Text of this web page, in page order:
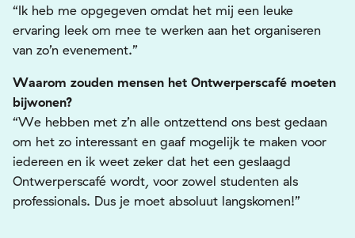
“Ik heb me opgegeven omdat het mij een leuke
ervaring leek om mee te werken aan het organiseren
van zo’n evenement.”
Waarom zouden mensen het Ontwerperscafé moeten
bijwonen?
“We hebben met z’n alle ontzettend ons best gedaan
om het zo interessant en gaaf mogelijk te maken voor
iedereen en ik weet zeker dat het een geslaagd
Ontwerperscafé wordt, voor zowel studenten als
professionals. Dus je moet absoluut langskomen!”